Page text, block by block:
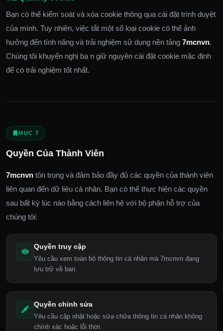
Bạn có thể kiểm soát và xóa cookie thông qua cài đặt trình duyệt
của mình. Tuy nhiên, việc tắt một số loại cookie có thể ảnh
hưởng đến tính năng và trải nghiệm sử dụng nền tảng 7mcnvn.
Chúng tôi khuyến nghị bạ n giữ nguyên cài đặt cookie mặc định
để có trải nghiệm tốt nhất.
MỤC 7
Quyền Của Thành Viên
7mcnvn tôn trọng và đảm bảo đầy đủ các quyền của thành viên
liên quan đến dữ liệu cá nhân. Bạn có thể thực hiện các quyền
sau bất kỳ lúc nào bằng cách liên hệ với bộ phận hỗ trợ của
chúng tôi:
Quyền truy cập
Yêu cầu xem toàn bộ thông tin cá nhân mà 7mcnvn đang
lưu trữ về bạn.
Quyền chỉnh sửa
Yêu cầu cập nhật hoặc sửa chữa thông tin cá nhân không
chính xác hoặc lỗi thời.